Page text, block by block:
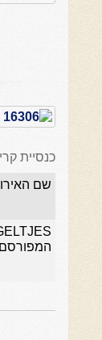
כנסיית
שם
המפורסם